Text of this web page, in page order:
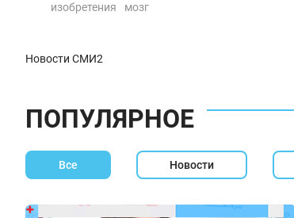
изобретения мозг
Новости СМИ2
ПОПУЛЯРНОЕ
Все Новости